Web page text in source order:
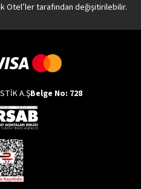
Otel’ler tarafından değişitirilebilir.
A.ŞBelge No: 728